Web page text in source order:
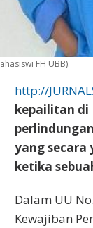
FH UBB).
http://
kepailitan di
yang secara
ketika
Dalam UU
Kewajiban